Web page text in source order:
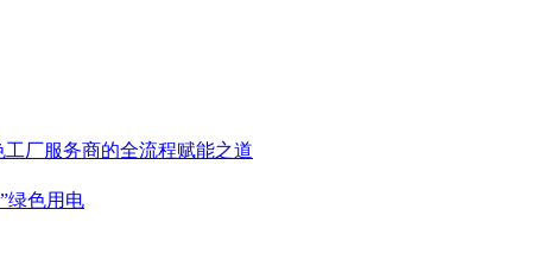
厂服务商的全流程赋能之道
绿色用电